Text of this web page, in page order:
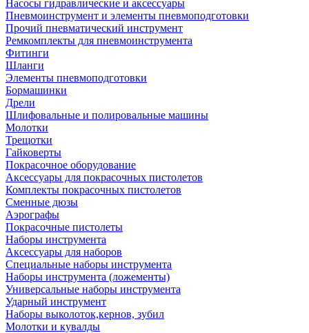
Насосы гидравлические и аксессуары
Пневмоинструмент и элементы пневмоподготовки
Прочий пневматический инструмент
Ремкомплекты для пневмоинструмента
Фитинги
Шланги
Элементы пневмоподготовки
Бормашинки
Дрели
Шлифовальные и полировальные машины
Молотки
Трещотки
Гайковерты
Покрасочное оборудование
Аксессуары для покрасочных пистолетов
Комплекты покрасочных пистолетов
Сменные дюзы
Аэрографы
Покрасочные пистолеты
Наборы инструмента
Аксессуары для наборов
Специальные наборы инструмента
Наборы инструмента (ложементы)
Универсальные наборы инструмента
Ударный инструмент
Наборы выколоток,кернов, зубил
Молотки и кувалды